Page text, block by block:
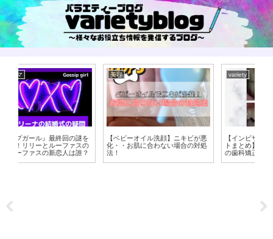
キビが悪
の対処
variety
【インビザラインの費用、メリッ
トまとめ】30代の後悔しないため
の歯科矯正！ビフォーアフター
【ナッツ効果がすごい】16時間断
食、オートファジーやアンチエイ
ジングにはナッツ！【8時間ダイ